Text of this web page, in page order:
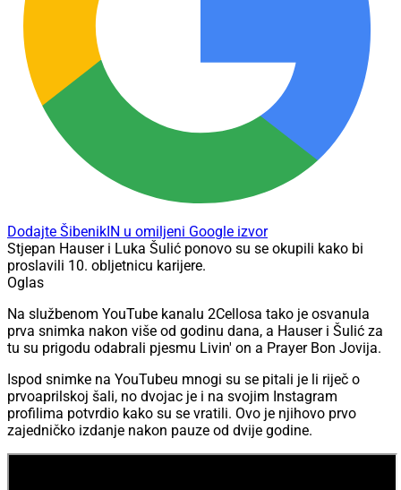
Dodajte ŠibenikIN u omiljeni Google izvor
Stjepan Hauser i Luka Šulić ponovo su se okupili kako bi
proslavili 10. obljetnicu karijere.
Oglas
Na službenom YouTube kanalu 2Cellosa tako je osvanula
prva snimka nakon više od godinu dana, a Hauser i Šulić za
tu su prigodu odabrali pjesmu Livin' on a Prayer Bon Jovija.
Ispod snimke na YouTubeu mnogi su se pitali je li riječ o
prvoaprilskoj šali, no dvojac je i na svojim Instagram
profilima potvrdio kako su se vratili. Ovo je njihovo prvo
zajedničko izdanje nakon pauze od dvije godine.